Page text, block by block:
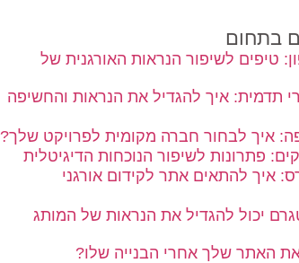
בתחום
טיפים לשיפור הנראות האורגנית של
תדמית: איך להגדיל את הנראות והחשיפה
איך לבחור חברה מקומית לפרויקט שלך?
פתרונות לשיפור הנוכחות הדיגיטלית
איך להתאים אתר לקידום אורגני
יכול להגדיל את הנראות של המותג
האתר שלך אחרי הבנייה שלו?